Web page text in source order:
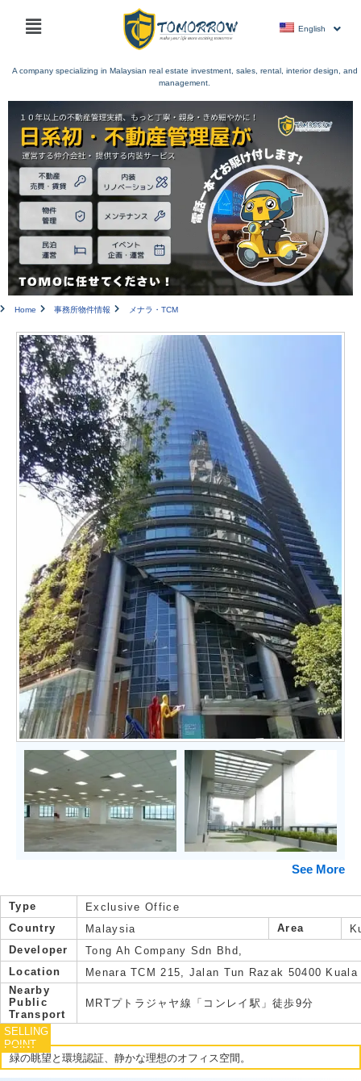
Main
English
A company specializing in Malaysian real estate investment, sales, rental, interior design, and
management.
Home 事務所物件情報 メナラ・TCM
See More
Type
Exclusive Office
Country
Malaysia Area
Developer
Tong Ah Company Sdn Bhd,
Location
Menara TCM 215, Jalan Tun Razak 50400 Kuala
Nearby
Public
Transport
MRTプトラジャヤ線「コンレイ駅」徒歩9分
SELLING
POINT
緑の眺望と環境認証、静かな理想のオフィス空間。